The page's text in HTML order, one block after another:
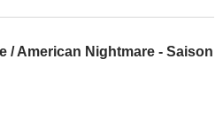
/ American Nightmare - Saison